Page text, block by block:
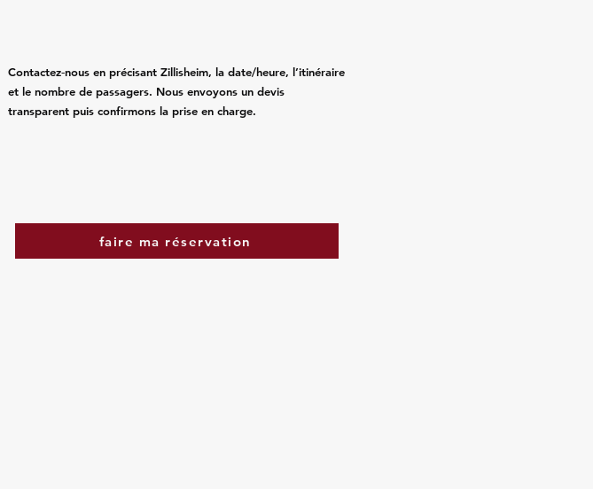
Contactez‑nous en précisant Zillisheim, la date/heure, l’itinéraire
et le nombre de passagers. Nous envoyons un devis
transparent puis confirmons la prise en charge.
faire ma réservation